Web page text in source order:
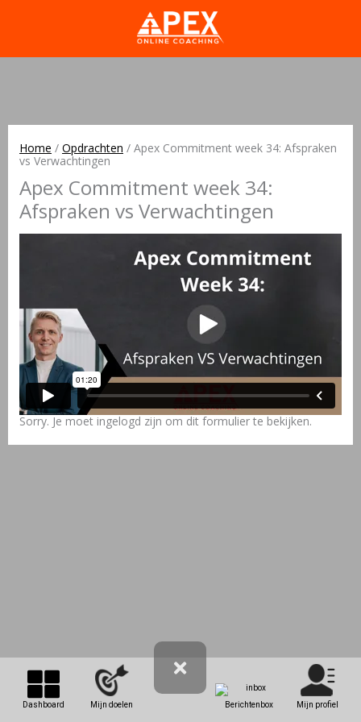
Home / Opdrachten / Apex Commitment week 34: Afspraken
vs Verwachtingen
Apex Commitment week 34:
Afspraken vs Verwachtingen
Sorry. Je moet ingelogd zijn om dit formulier te bekijken.
Dashboard Mijn doelen Berichtenbox Mijn profiel